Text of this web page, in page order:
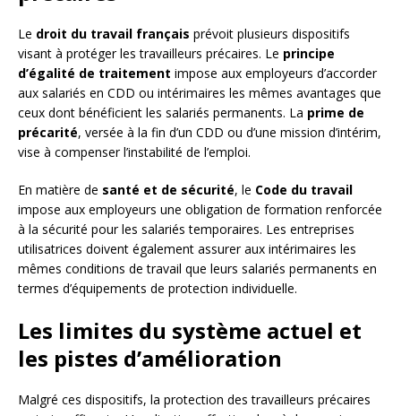
Le droit du travail français prévoit plusieurs dispositifs
visant à protéger les travailleurs précaires. Le principe
d’égalité de traitement impose aux employeurs d’accorder
aux salariés en CDD ou intérimaires les mêmes avantages que
ceux dont bénéficient les salariés permanents. La prime de
précarité, versée à la fin d’un CDD ou d’une mission d’intérim,
vise à compenser l’instabilité de l’emploi.
En matière de santé et de sécurité, le Code du travail
impose aux employeurs une obligation de formation renforcée
à la sécurité pour les salariés temporaires. Les entreprises
utilisatrices doivent également assurer aux intérimaires les
mêmes conditions de travail que leurs salariés permanents en
termes d’équipements de protection individuelle.
Les limites du système actuel et
les pistes d’amélioration
Malgré ces dispositifs, la protection des travailleurs précaires